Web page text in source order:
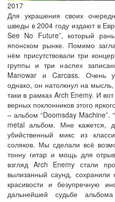
2017
Для украшения своих
шведы в 2004 году издают в
See No Future”, который
японском рынке. Помимо
нём присутствовали три
группы и три наспех
Manowar и Carcass. Очень
однако, он натолкнул на
таки в рамках Arch Enemy. И
верных поклонников этого
– альбом “Doomsday Machine”.
metal альбом. Мне кажется,
убийственный микс из
соляков. Мы сделали всё
тонну гитар и мощь для
взгляд Arch Enemy стали
вылизанный саунд, сохранили
красивости и безупречную
дальнейшей судьбе